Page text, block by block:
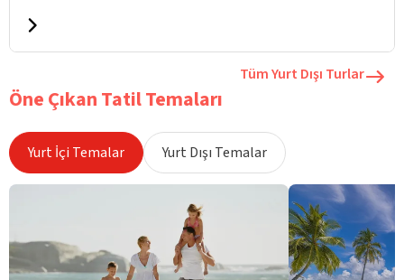
Tüm Yurt Dışı Turlar
Öne Çıkan Tatil Temaları
Yurt İçi Temalar Yurt Dışı Temalar